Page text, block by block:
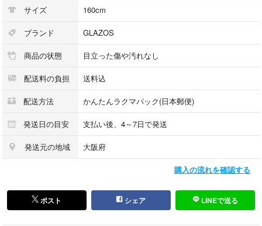
す。
サイズ 160cm
ブランド GLAZOS
商品の状態 目立った傷や汚れなし
配送料の負担 送料込
配送方法 かんたんラクマパック(日本郵便)
発送日の目安 支払い後、4～7日で発送
発送元の地域 大阪府
購入の流れを確認する
ポスト シェア LINEで送る